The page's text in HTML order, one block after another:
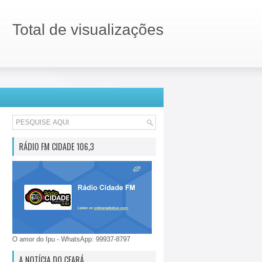
Total de visualizações
RÁDIO FM CIDADE 106,3
O amor do Ipu - WhatsApp: 99937-8797